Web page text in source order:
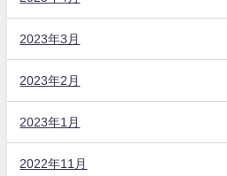
2023年3月
2023年2月
2023年1月
2022年11月